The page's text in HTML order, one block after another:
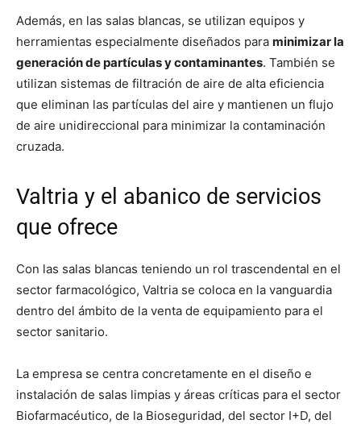
Además, en las salas blancas, se utilizan equipos y
herramientas especialmente diseñados para minimizar la
generación de partículas y contaminantes. También se
utilizan sistemas de filtración de aire de alta eficiencia
que eliminan las partículas del aire y mantienen un flujo
de aire unidireccional para minimizar la contaminación
cruzada.
Valtria y el abanico de servicios
que ofrece
Con las salas blancas teniendo un rol trascendental en el
sector farmacológico, Valtria se coloca en la vanguardia
dentro del ámbito de la venta de equipamiento para el
sector sanitario.
La empresa se centra concretamente en el diseño e
instalación de salas limpias y áreas críticas para el sector
Biofarmacéutico, de la Bioseguridad, del sector I+D, del